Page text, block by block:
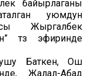
байырлаганы
уюмдун
Жыргалбек
түз эфиринде
Баткен, Ош
Жалал-Абад